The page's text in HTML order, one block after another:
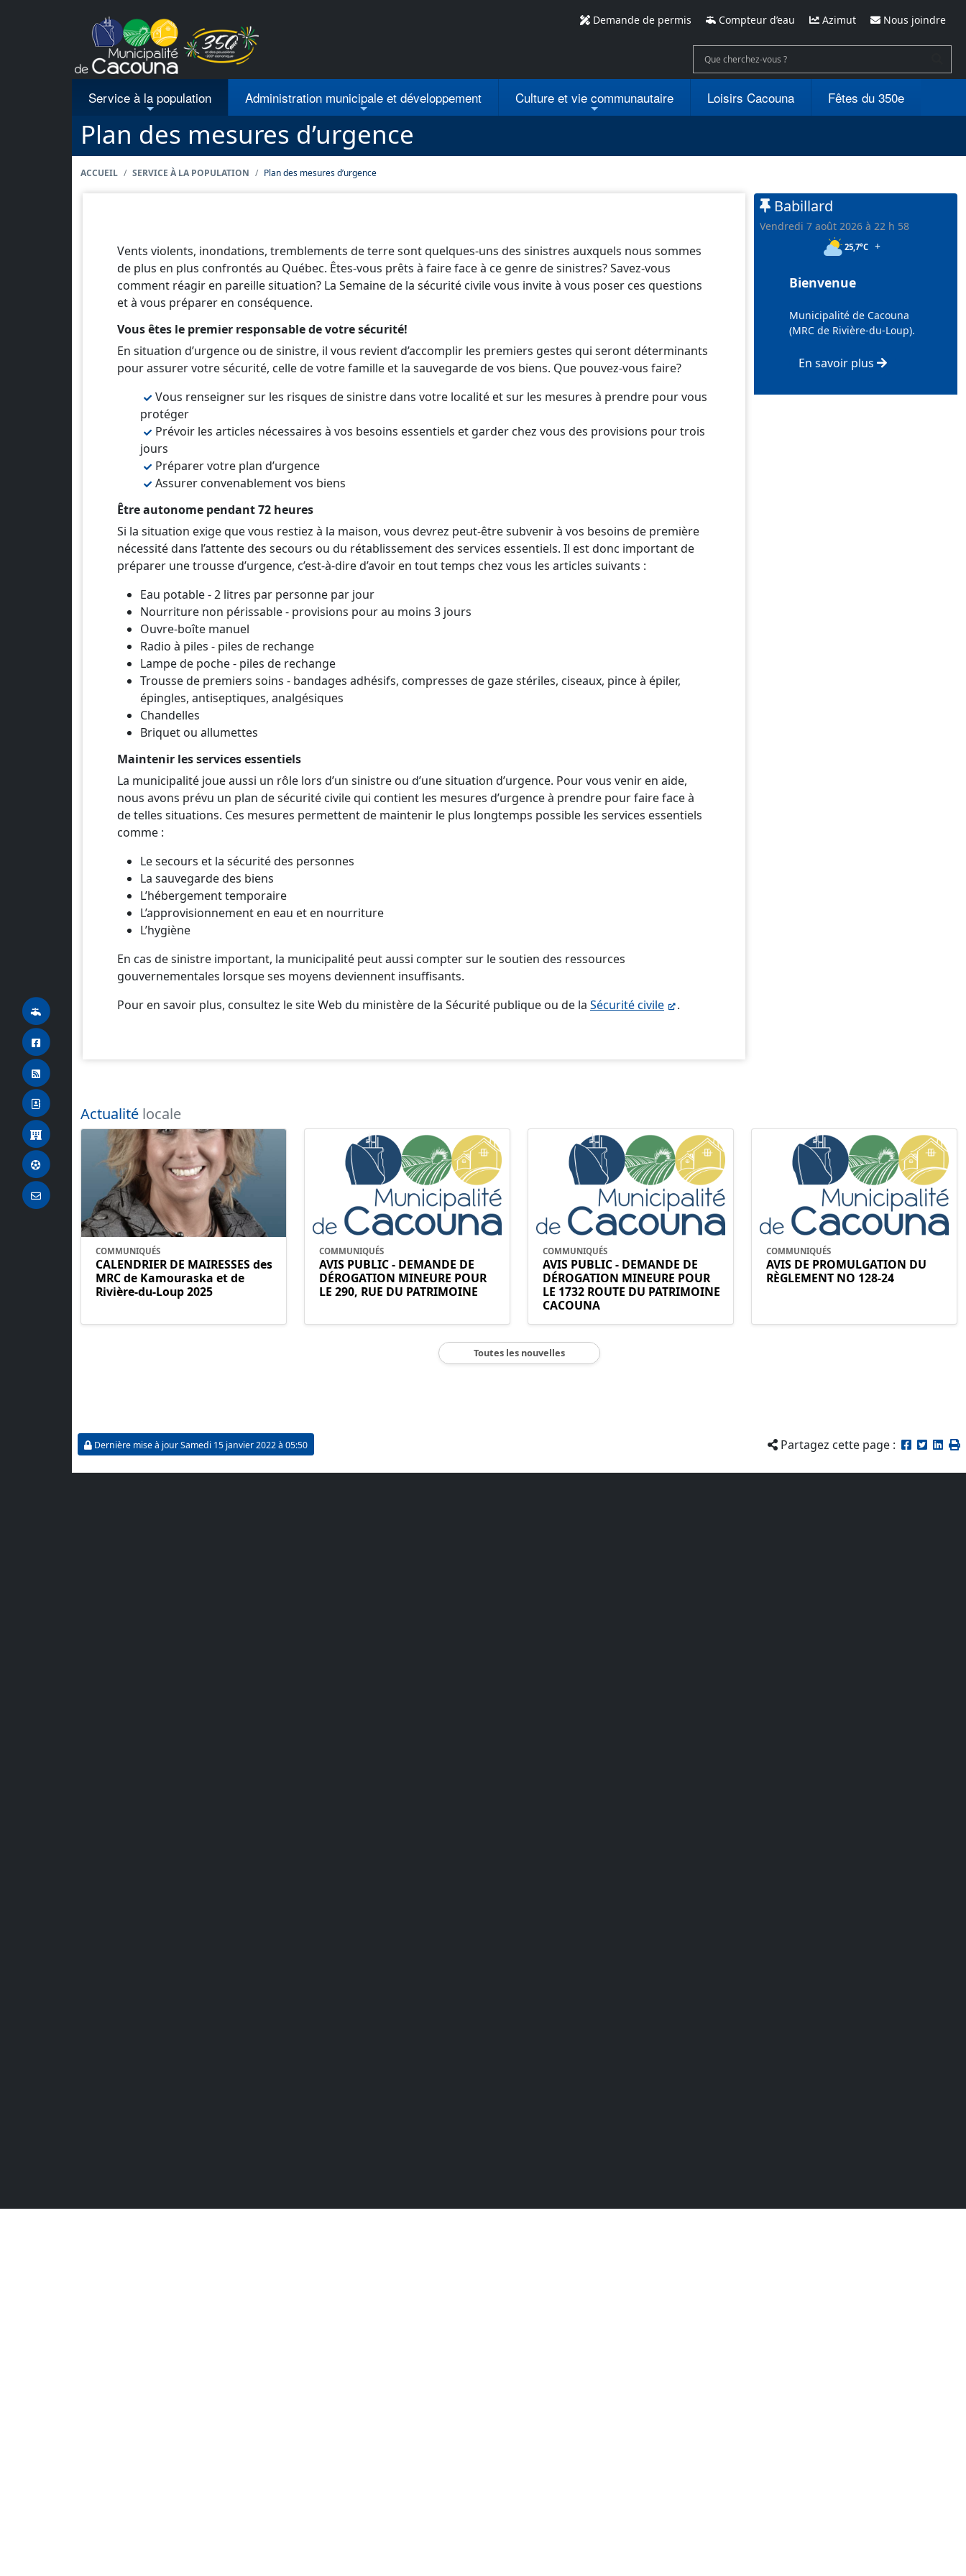
Demande de permis Compteur d’eau Azimut Nous joindre
Service à la population Administration municipale et développement Culture et vie communautaire Loisirs Cacouna Fêtes du 350e
Plan des mesures d’urgence
ACCUEIL SERVICE À LA POPULATION Plan des mesures d’urgence
Vents violents, inondations, tremblements de terre sont quelques-uns des sinistres auxquels nous sommes
de plus en plus confrontés au Québec. Êtes-vous prêts à faire face à ce genre de sinistres? Savez-vous
comment réagir en pareille situation? La Semaine de la sécurité civile vous invite à vous poser ces questions
et à vous préparer en conséquence.
Vous êtes le premier responsable de votre sécurité!
En situation d’urgence ou de sinistre, il vous revient d’accomplir les premiers gestes qui seront déterminants
pour assurer votre sécurité, celle de votre famille et la sauvegarde de vos biens. Que pouvez-vous faire?
Vous renseigner sur les risques de sinistre dans votre localité et sur les mesures à prendre pour vous
protéger
Prévoir les articles nécessaires à vos besoins essentiels et garder chez vous des provisions pour trois
jours
Préparer votre plan d’urgence
Assurer convenablement vos biens
Être autonome pendant 72 heures
Si la situation exige que vous restiez à la maison, vous devrez peut-être subvenir à vos besoins de première
nécessité dans l’attente des secours ou du rétablissement des services essentiels. Il est donc important de
préparer une trousse d’urgence, c’est-à-dire d’avoir en tout temps chez vous les articles suivants :
Eau potable - 2 litres par personne par jour
Nourriture non périssable - provisions pour au moins 3 jours
Ouvre-boîte manuel
Radio à piles - piles de rechange
Lampe de poche - piles de rechange
Trousse de premiers soins - bandages adhésifs, compresses de gaze stériles, ciseaux, pince à épiler,
épingles, antiseptiques, analgésiques
Chandelles
Briquet ou allumettes
Maintenir les services essentiels
La municipalité joue aussi un rôle lors d’un sinistre ou d’une situation d’urgence. Pour vous venir en aide,
nous avons prévu un plan de sécurité civile qui contient les mesures d’urgence à prendre pour faire face à
de telles situations. Ces mesures permettent de maintenir le plus longtemps possible les services essentiels
comme :
Le secours et la sécurité des personnes
La sauvegarde des biens
L’hébergement temporaire
L’approvisionnement en eau et en nourriture
L’hygiène
En cas de sinistre important, la municipalité peut aussi compter sur le soutien des ressources
gouvernementales lorsque ses moyens deviennent insuffisants.
Pour en savoir plus, consultez le site Web du ministère de la Sécurité publique ou de la Sécurité civile .
Babillard
vendredi 7 août 2026 à 22 h 58
25,7°C +
Bienvenue
Municipalité de Cacouna
(MRC de Rivière-du-Loup).
En savoir plus
Actualité locale
COMMUNIQUÉS
CALENDRIER DE MAIRESSES des
MRC de Kamouraska et de
Rivière-du-Loup 2025
COMMUNIQUÉS
AVIS PUBLIC - DEMANDE DE
DÉROGATION MINEURE POUR
LE 290, RUE DU PATRIMOINE
COMMUNIQUÉS
AVIS PUBLIC - DEMANDE DE
DÉROGATION MINEURE POUR
LE 1732 ROUTE DU PATRIMOINE
CACOUNA
COMMUNIQUÉS
AVIS DE PROMULGATION DU
RÈGLEMENT NO 128-24
Toutes les nouvelles
Dernière mise à jour Samedi 15 janvier 2022 à 05:50 Partagez cette page :